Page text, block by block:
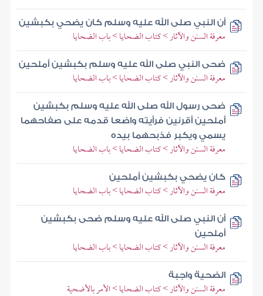
أن النبي صلى الله عليه وسلم كان يضحي بكبشين
معرفة السنن والآثار > كتاب الضحايا > باب الضحايا
ضحى النبي صلى الله عليه وسلم بكبشين أملحين
معرفة السنن والآثار > كتاب الضحايا > باب الضحايا
ضحى رسول الله صلى الله عليه وسلم بكبشين
أملحين أقرنين فرأيته واضعا قدمه على صفاحهما
يسمي ويكبر فذبحهما بيده
معرفة السنن والآثار > كتاب الضحايا > باب الضحايا
كان يضحي بكبشين أملحين
معرفة السنن والآثار > كتاب الضحايا > باب الضحايا
أن النبي صلى الله عليه وسلم ضحى بكبشين
أملحين
معرفة السنن والآثار > كتاب الضحايا > باب الضحايا
الضحية واجبة
معرفة السنن والآثار > كتاب الضحايا > الأمر بالأضحية